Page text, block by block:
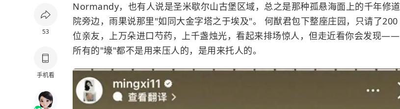
53
手机看
Normandy，也有人说是圣米歇尔山古堡区域，总之是那种孤悬海面上的千年修道
院旁边，雨果说那里"如同大金字塔之于埃及"。 何猷君包下整座庄园，只请了200
位亲友，上万朵进口芍药，上千盏烛光，看起来排场惊人，但走近看你会发现——
所有的"壕"都不是用来压人的，是用来托人的。